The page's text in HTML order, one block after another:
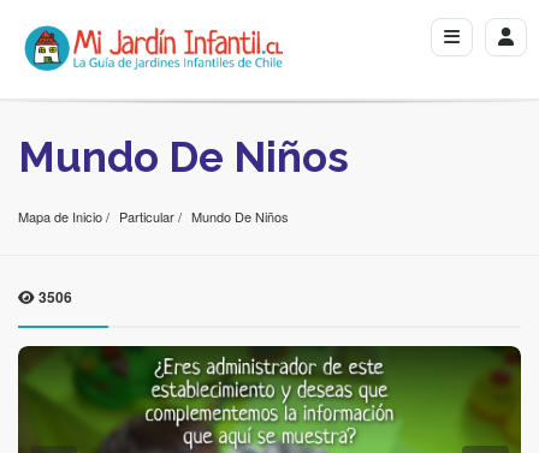
Mundo De Niños
Mapa de Inicio Particular Mundo De Niños
3506